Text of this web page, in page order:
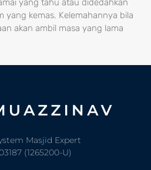
yang tahu atau didedahkan
yang kemas. Kelemahannya bila
akan ambil masa yang lama
Masjid Expert
(1265200-U)